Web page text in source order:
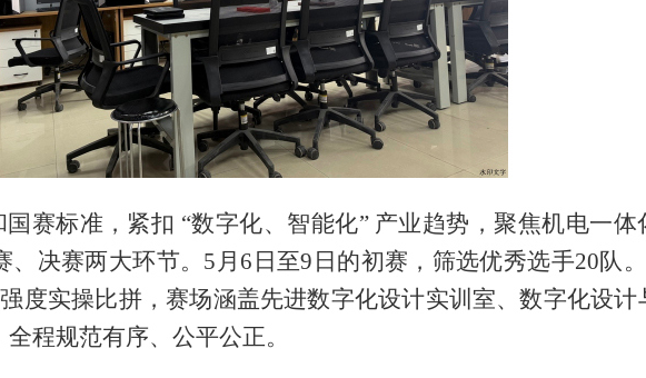
赛标准，紧扣 “数字化、智能化” 产业趋势，聚焦机电一体
、决赛两大环节。5月6日至9日的初赛，筛选优秀选手20队
度实操比拼，赛场涵盖先进数字化设计实训室、数字化设计
程规范有序、公平公正。